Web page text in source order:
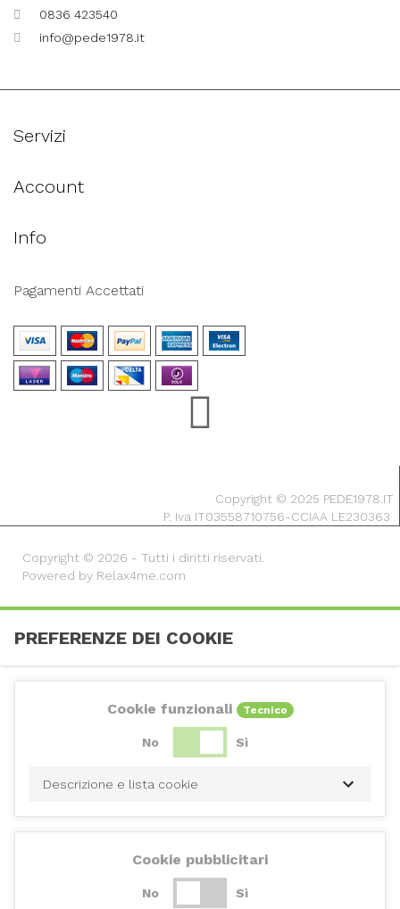
0836 423540
info@pede1978.it
Servizi
Account
Info
Pagamenti Accettati
Copyright © 2025 PEDE1978.IT
P. Iva IT03558710756-CCIAA LE230363
Copyright © 2026 - Tutti i diritti riservati.
Powered by Relax4me.com
PREFERENZE DEI COOKIE
Cookie funzionali Tecnico
No Sì
Descrizione e lista cookie
Cookie pubblicitari
No Sì